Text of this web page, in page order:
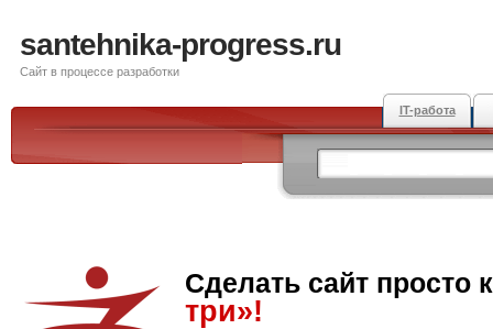
santehnika-progress.ru
Сайт в процессе разработки
IT-работа
Сделать сайт просто
три»!